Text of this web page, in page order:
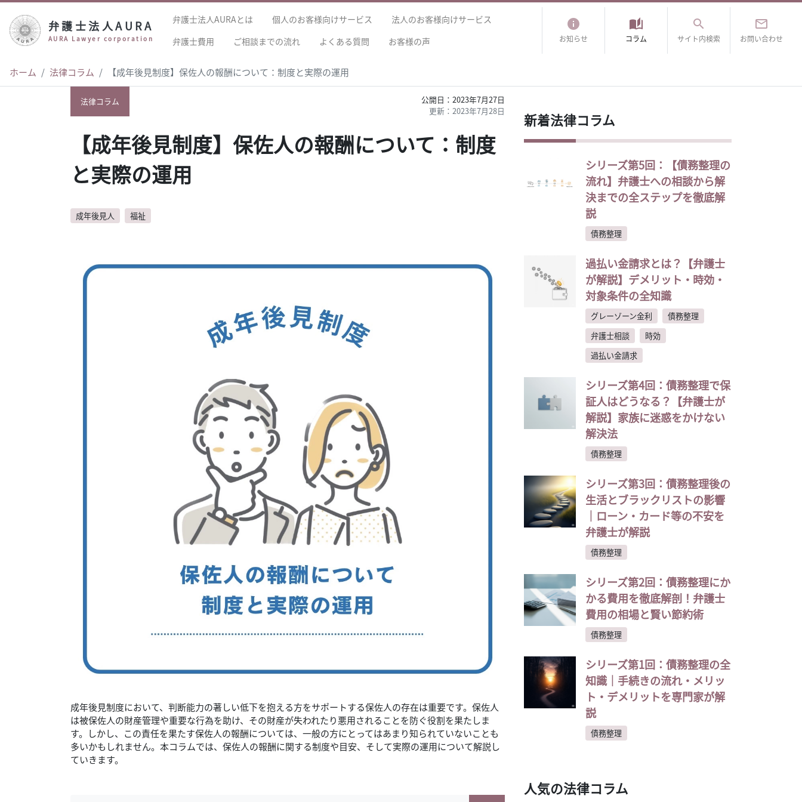
弁護士法人AURA
AURA Lawyer corporation
弁護士法人AURAとは 個人のお客様向けサービス
法人のお客様向けサービス
弁護士費用
ご相談までの流れ よくある質問 お客様の声
info
お知らせ
auto_stories
コラム
search
サイト内検索
mail_outline
お問い合わせ
ホーム 法律コラム 【成年後見制度】保佐人の報酬について：制度と実際の運用
【成年後見制度】保佐人の報酬について：制度
と実際の運用
法律コラム
2023年7月27日
2023年7月28日
成年後見人 福祉
成年後見制度において、判断能力の著しい低下を抱える方をサポートする保佐人の存在は重要です。保佐人
は被保佐人の財産管理や重要な行為を助け、その財産が失われたり悪用されることを防ぐ役割を果たしま
す。しかし、この責任を果たす保佐人の報酬については、一般の方にとってはあまり知られていないことも
多いかもしれません。本コラムでは、保佐人の報酬に関する制度や目安、そして実際の運用について解説し
ていきます。
新着法律コラム
シリーズ第5回：【債務整理の
流れ】弁護士への相談から解
決までの全ステップを徹底解
説
債務整理
過払い金請求とは？【弁護士
が解説】デメリット・時効・
対象条件の全知識
グレーゾーン金利
債務整理
弁護士相談
時効
過払い金請求
シリーズ第4回：債務整理で保
証人はどうなる？【弁護士が
解説】家族に迷惑をかけない
解決法
債務整理
シリーズ第3回：債務整理後の
生活とブラックリストの影響
｜ローン・カード等の不安を
弁護士が解説
債務整理
シリーズ第2回：債務整理にか
かる費用を徹底解剖！弁護士
費用の相場と賢い節約術
債務整理
シリーズ第1回：債務整理の全
知識｜手続きの流れ・メリッ
ト・デメリットを専門家が解
説
債務整理
人気の法律コラム